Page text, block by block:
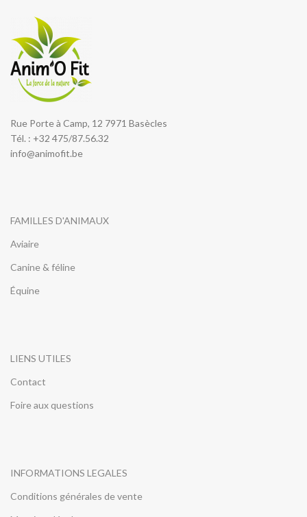
Rue Porte à Camp, 12 7971 Basècles
Tél. : +32 475/87.56.32
info@animofit.be
FAMILLES D'ANIMAUX
Aviaire
Canine & féline
Équine
LIENS UTILES
Contact
Foire aux questions
INFORMATIONS LEGALES
Conditions générales de vente